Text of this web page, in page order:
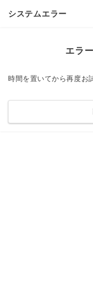
システムエラー
エラ
時間を置いてから再度お